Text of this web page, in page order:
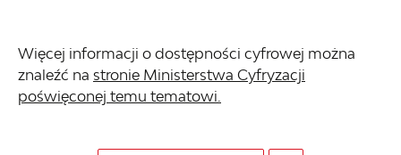
Więcej informacji o dostępności cyfrowej można
znaleźć na stronie Ministerstwa Cyfryzacji
poświęconej temu tematowi.